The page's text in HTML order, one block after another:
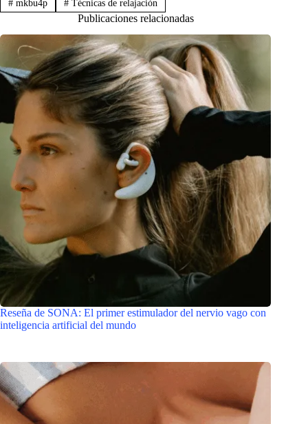
#mkbu4p #Técnicas de relajación
Publicaciones relacionadas
Reseña de SONA: El primer estimulador del nervio vago con
inteligencia artificial del mundo